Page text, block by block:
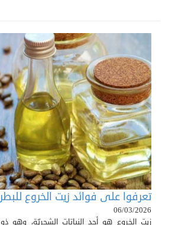
تعرفوا على فوائد زيت الخروع
06/03/2026
زيت الخروع هو أحد النباتات الشجريّة، وهو